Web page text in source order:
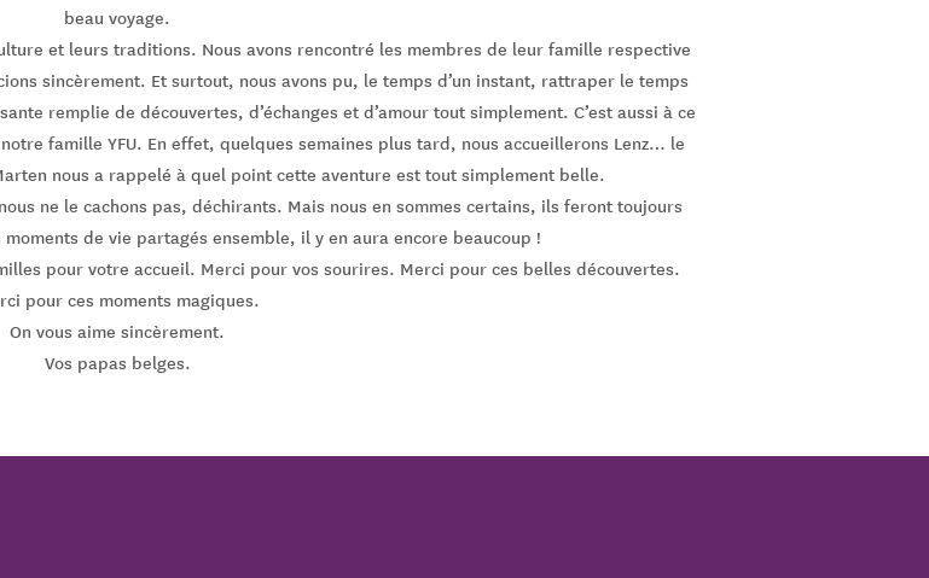
beau voyage.
et leurs traditions. Nous avons rencontré les membres de leur famille respective
sincèrement. Et surtout, nous avons pu, le temps d’un instant, rattraper le temps
remplie de découvertes, d’échanges et d’amour tout simplement. C’est aussi à ce
famille YFU. En effet, quelques semaines plus tard, nous accueillerons Lenz… le
nous a rappelé à quel point cette aventure est tout simplement belle.
ne le cachons pas, déchirants. Mais nous en sommes certains, ils feront toujours
de vie partagés ensemble, il y en aura encore beaucoup !
pour votre accueil. Merci pour vos sourires. Merci pour ces belles découvertes.
pour ces moments magiques.
On vous aime sincèrement.
Vos papas belges.